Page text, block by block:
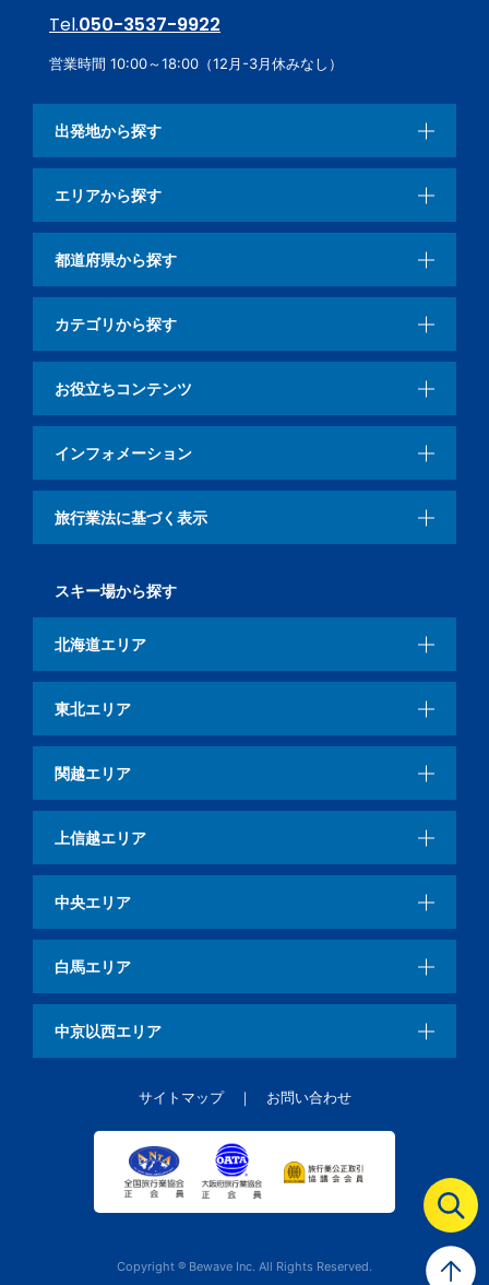
Tel.050-3537-9922
営業時間 10:00～18:00（12月-3月休みなし）
出発地から探す
エリアから探す
都道府県から探す
カテゴリから探す
お役立ちコンテンツ
インフォメーション
旅行業法に基づく表示
スキー場から探す
北海道エリア
東北エリア
関越エリア
上信越エリア
中央エリア
白馬エリア
中京以西エリア
サイトマップ お問い合わせ
Copyright ® Bewave Inc. All Rights Reserved.